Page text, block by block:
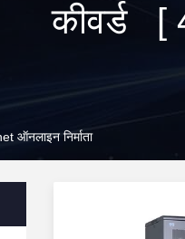
कीवर्ड [
निर्माता